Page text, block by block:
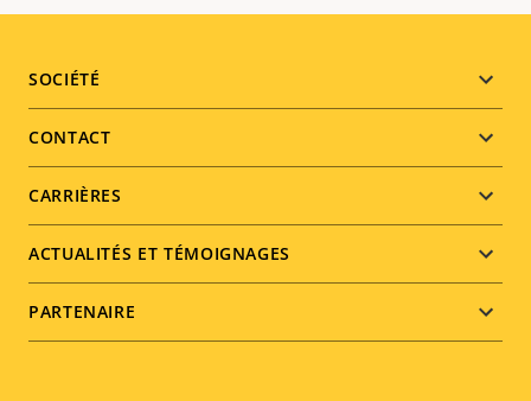
Footer
menu
SOCIÉTÉ
CONTACT
CARRIÈRES
ACTUALITÉS ET TÉMOIGNAGES
PARTENAIRE